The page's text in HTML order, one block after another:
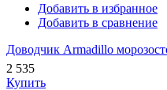
Добавить в избранное
Добавить в сравнение
Доводчик Armadillo
2 535
Купить